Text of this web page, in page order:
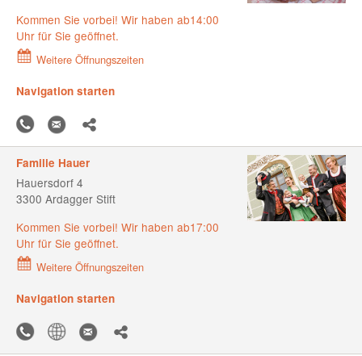
Kommen Sie vorbei! Wir haben ab14:00
Uhr für Sie geöffnet.
Weitere Öffnungszeiten
Navigation starten
Familie Hauer
Hauersdorf 4
3300 Ardagger Stift
Kommen Sie vorbei! Wir haben ab17:00
Uhr für Sie geöffnet.
Weitere Öffnungszeiten
Navigation starten